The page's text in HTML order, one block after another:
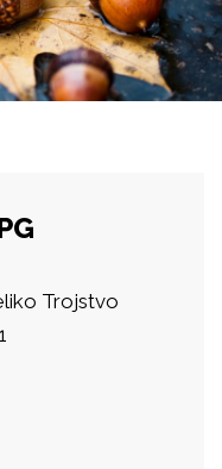
Trojstvo